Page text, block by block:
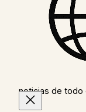
noticias de todo